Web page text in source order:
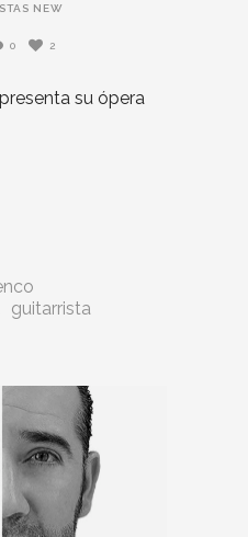
NEW
0 2
su ópera
guitarrista